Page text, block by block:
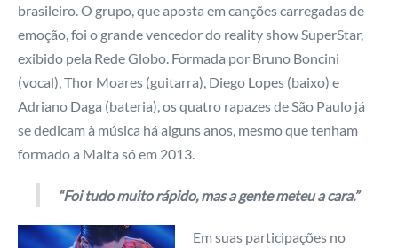
brasileiro. O grupo, que aposta em canções carregadas de
emoção, foi o grande vencedor do reality show SuperStar,
exibido pela Rede Globo. Formada por Bruno Boncini
(vocal), Thor Moares (guitarra), Diego Lopes (baixo) e
Adriano Daga (bateria), os quatro rapazes de São Paulo já
se dedicam à música há alguns anos, mesmo que tenham
formado a Malta só em 2013.
“Foi tudo muito rápido, mas a gente meteu a cara.”
Em suas participações no